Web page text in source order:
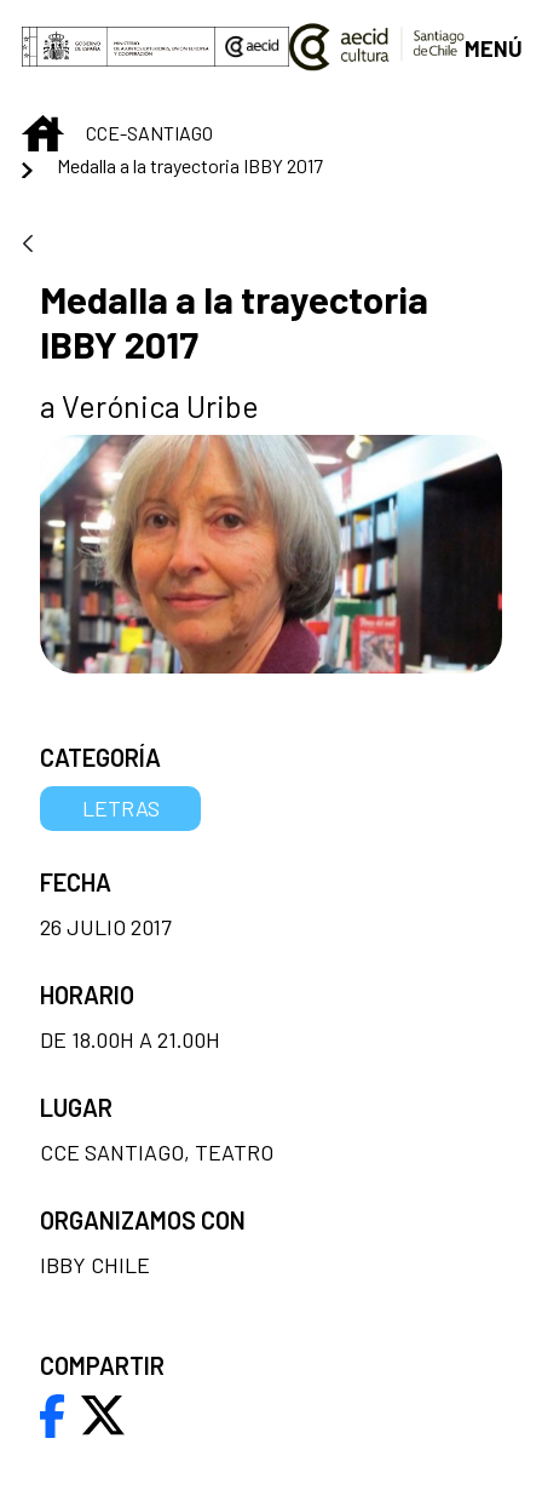
Saltar al contenido principal
MENÚ
INICIOCCE-SANTIAGO
Medalla a la trayectoria IBBY 2017
Medalla a la trayectoria
IBBY 2017
a Verónica Uribe
CATEGORÍA
LETRAS
FECHA
26 JULIO 2017
HORARIO
DE 18.00H A 21.00H
LUGAR
CCE SANTIAGO, TEATRO
ORGANIZAMOS CON
IBBY CHILE
COMPARTIR